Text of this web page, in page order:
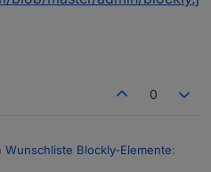
0
Wunschliste Blockly-Elemente: